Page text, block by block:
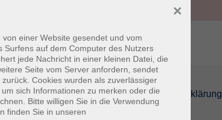
Datenschutzerklärung Barrierefreiheitserklärung
einer Website gesendet und vom
auf dem Computer des Nutzers
jede Nachricht in einer kleinen Datei, die
Seite vom Server anfordern, sendet
Cookies wurden als zuverlässiger
sich Informationen zu merken oder die
Bitte willigen Sie in die Verwendung
finden Sie in unseren
×